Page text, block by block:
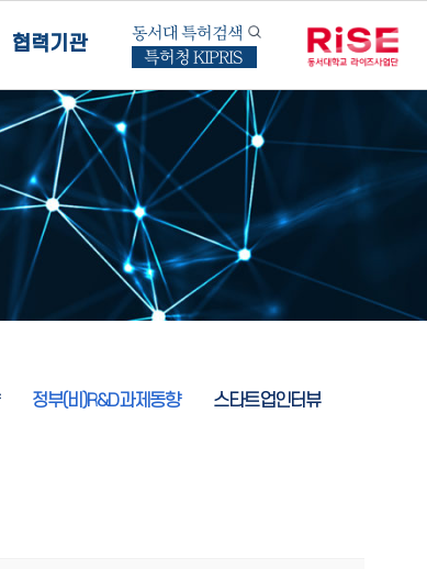
협력기관
동서대 특허검색
특허청 KIPRIS
정부(비)R&D과제동향 스타트업인터뷰